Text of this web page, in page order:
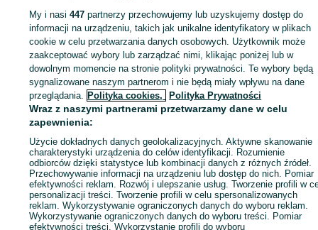
ID:848475065 Wyświetlenia:
Zaloguj się lub załóż konto na OLX, aby skontaktować się z
sprzedającym
Zaloguj się / Załóż konto
Zadzwoń / SMS Wyślij wiadomość
My i nasi447 partnerzy przechowujemy lub uzyskujemy dostęp do
informacji na urządzeniu, takich jak unikalne identyfikatory w plikach
cookie w celu przetwarzania danych osobowych. Użytkownik może
zaakceptować wybory lub zarządzać nimi, klikając poniżej lub w
dowolnym momencie na stronie polityki prywatności. Te wybory będą
sygnalizowane naszym partnerom i nie będą miały wpływu na dane
przeglądania. Polityka cookies, Polityka Prywatności
Wraz z naszymi partnerami przetwarzamy dane w celu
zapewnienia:
Użycie dokładnych danych geolokalizacyjnych. Aktywne skanowanie
charakterystyki urządzenia do celów identyfikacji. Rozumienie
odbiorców dzięki statystyce lub kombinacji danych z różnych źródeł.
Przechowywanie informacji na urządzeniu lub dostęp do nich. Pomiar
efektywności reklam. Rozwój i ulepszanie usług. Tworzenie profili w
personalizacji treści. Tworzenie profili w celu spersonalizowanych
reklam. Wykorzystywanie ograniczonych danych do wyboru reklam.
Wykorzystywanie ograniczonych danych do wyboru treści. Pomiar
efektywności treści. Wykorzystanie profili do wyboru